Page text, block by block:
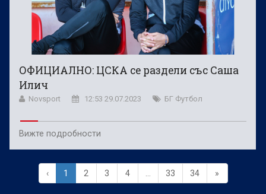
ОФИЦИАЛНО: ЦСКА се раздели със Саша
Илич
Novsport 12:53 29.07.2023 БГ Футбол
Вижте подробности
‹ 1 2 3 4 33 34 »